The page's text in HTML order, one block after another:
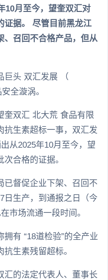
10月至今，望奎双汇对
证据。 尽管目前黑龙江
、召回不合格产品，但从
巨头 双汇发展 （
全漩涡。
奎双汇 北大荒 食品有限
抗生素超标一事，双汇发
从2025年10月至今，望
合格的证据。
已督促企业下架、召回不
日生产，到通报之日（今
市场流通一段时间。
有 “18道检验”的全产业
生素残留超标。
汇的法定代表人、董事长